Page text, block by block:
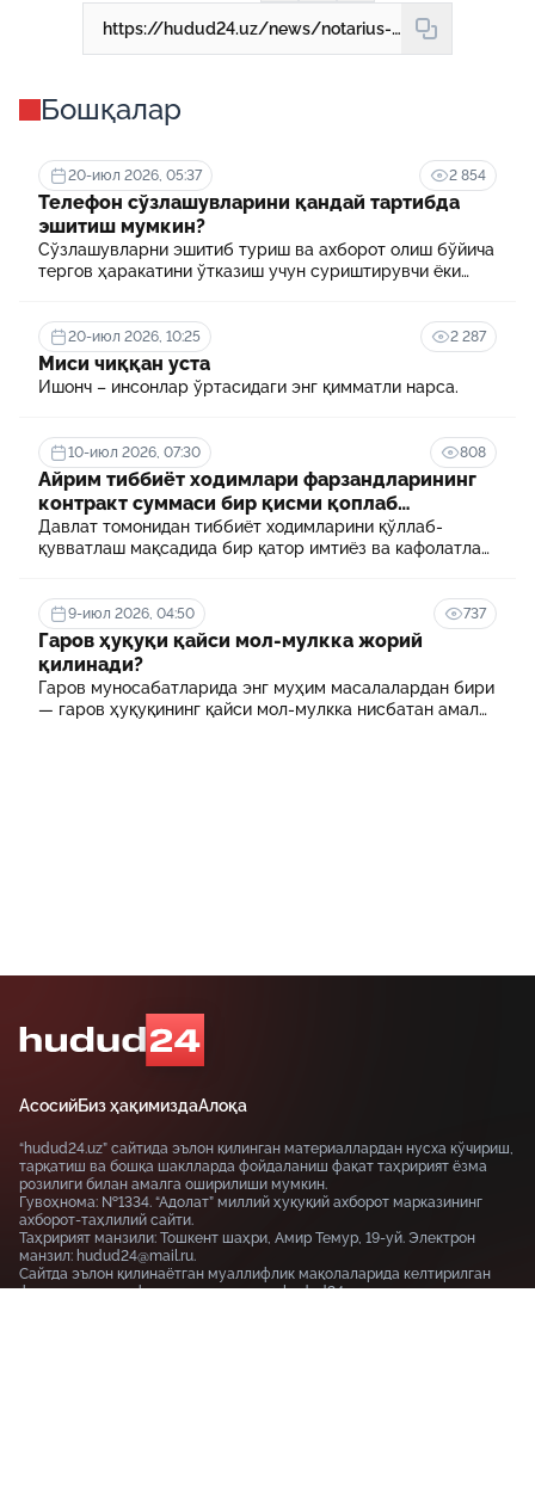
https://hudud24.uz/news/notarius-khizmati-osonlashdi
Бошқалар
20-июл 2026, 05:37 2 854
Телефон сўзлашувларини қандай тартибда
эшитиш мумкин?
Сўзлашувларни эшитиб туриш ва ахборот олиш бўйича
тергов ҳаракатини ўтказиш учун суриштирувчи ёки
20-июл 2026, 10:25 2 287
Миси чиққан уста
Ишонч – инсонлар ўртасидаги энг қимматли нарса.
10-июл 2026, 07:30 808
Айрим тиббиёт ходимлари фарзандларининг
контракт суммаси бир қисми қоплаб
берилади
Давлат томонидан тиббиёт ходимларини қўллаб-
қувватлаш мақсадида бир қатор имтиёз ва кафолатлар
муассасасида ўқиш учун тўланадиган контракт
маблағининг бир қисмини қоплаб бериш тартибидир
9-июл 2026, 04:50 737
Гаров ҳуқуқи қайси мол-мулкка жорий
қилинади?
Гаров муносабатларида энг муҳим масалалардан бири
— гаров ҳуқуқининг қайси мол-мулкка нисбатан амал
АсосийБиз ҳақимиздаАлоқа
“hudud24.uz” сайтида эълон қилинган материаллардан нусха кўчириш,
тарқатиш ва бошқа шаклларда фойдаланиш фақат таҳририят ёзма
розилиги билан амалга оширилиши мумкин.
Гувоҳнома: №1334. “Адолат” миллий ҳуқуқий ахборот марказининг
ахборот-таҳлилий сайти.
Таҳририят манзили: Тошкент шаҳри, Амир Темур, 19-уй. Электрон
манзил: hudud24@mail.ru.
Сайтда эълон қилинаётган муаллифлик мақолаларида келтирилган
фикрлар муаллифга тегишли ва улар hudud24.uz таҳририяти нуқтаи